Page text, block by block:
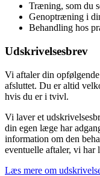
Træning, som du
Genoptræning i
Behandling hos
Udskrivelsesbrev
Vi aftaler din
afsluttet. Du er altid
hvis du er i tvivl.
Vi laver et
din egen læge har
information om den
eventuelle aftaler, vi har
Læs mere om